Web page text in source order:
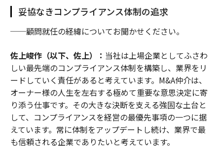
妥協なきコンプライアンス体制の追求
──顧問就任の経緯についてお聞かせください。
佐上峻作（以下、佐上）： 当社は上場企業としてふさわ
しい最先端のコンプライアンス体制を構築し、業界をリ
ードしていく責任があると考えています。M&A仲介は、
オーナー様の人生を左右する極めて重要な意思決定に寄
り添う仕事です。その大きな決断を支える強固な土台と
して、コンプライアンスを経営の最優先事項の一つに据
えています。常に体制をアップデートし続け、業界で最
も信頼される企業でありたいと考えています。